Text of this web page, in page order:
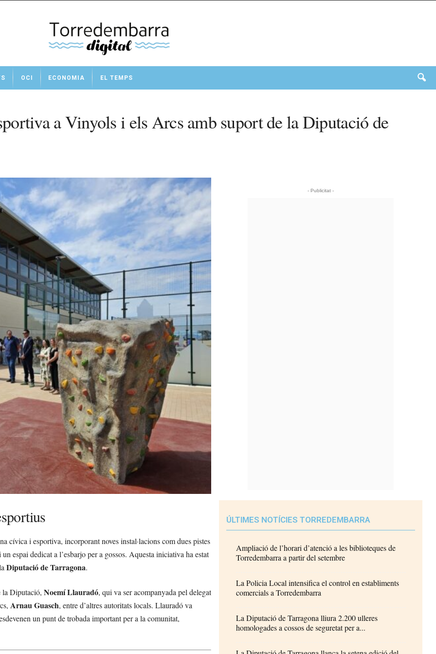
OCI ECONOMIA EL TEMPS
a Vinyols i els Arcs amb suport de la Diputació de
cívica i esportiva, incorporant noves instal·lacions com dues pistes
espai dedicat a l’esbarjo per a gossos. Aquesta iniciativa ha estat
Diputació de Tarragona.
la Diputació, Noemí Llauradó, qui va ser acompanyada pel delegat
Arnau Guasch, entre d’altres autoritats locals. Llauradó va
un punt de trobada important per a la comunitat,
- Publicitat -
ÚLTIMES NOTÍCIES TORREDEMBARRA
Ampliació de l’horari d’atenció a les biblioteques de
Torredembarra a partir del setembre
La Policia Local intensifica el control en establiments
comercials a Torredembarra
La Diputació de Tarragona lliura 2.200 ulleres
homologades a cossos de seguretat per a...